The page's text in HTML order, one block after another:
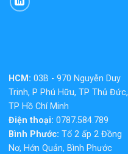
HCM: 03B - 970 Nguyễn Duy
Trinh, P Phú Hữu, TP Thủ Đức,
TP Hồ Chí Minh
Điện thoại: 0787.584.789
Bình Phước: Tổ 2 ấp 2 Đồng
Nơ, Hớn Quản, Bình Phước